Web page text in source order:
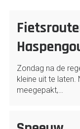
Zondag na de
kleine uit te laten.
meegepakt,…